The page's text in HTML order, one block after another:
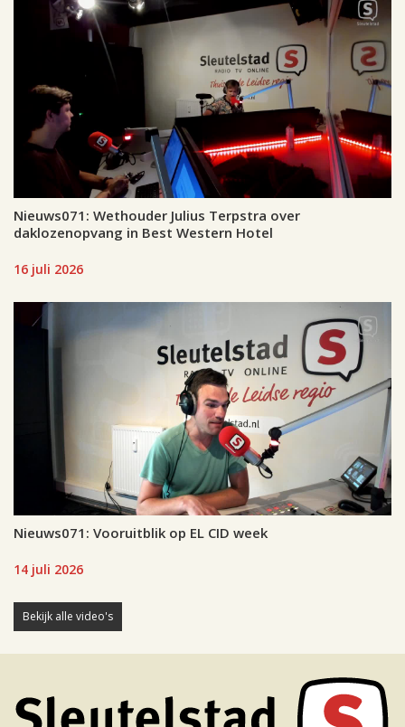
Nieuws071: Wethouder Julius Terpstra over
daklozenopvang in Best Western Hotel
16 juli 2026
Nieuws071: Vooruitblik op EL CID week
14 juli 2026
Bekijk alle video's